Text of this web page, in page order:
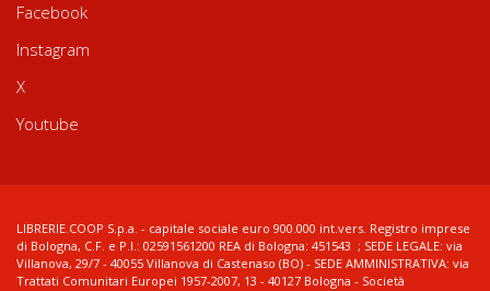
Facebook
Instagram
X
Youtube
LIBRERIE.COOP S.p.a. - capitale sociale euro 900.000 int.vers. Registro imprese
di Bologna, C.F. e P.I.: 02591561200 REA di Bologna: 451543 ; SEDE LEGALE: via
Villanova, 29/7 - 40055 Villanova di Castenaso (BO) - SEDE AMMINISTRATIVA: via
Trattati Comunitari Europei 1957-2007, 13 - 40127 Bologna - Società